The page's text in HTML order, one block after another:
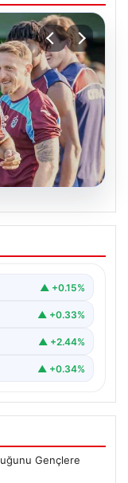
katılarak
▲ +0.15%
▲ +0.33%
▲ +2.44%
▲ +0.34%
Gençlere